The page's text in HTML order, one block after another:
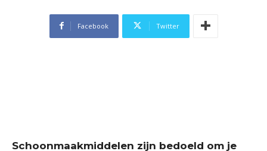
Facebook Twitter
Schoonmaakmiddelen zijn bedoeld om je